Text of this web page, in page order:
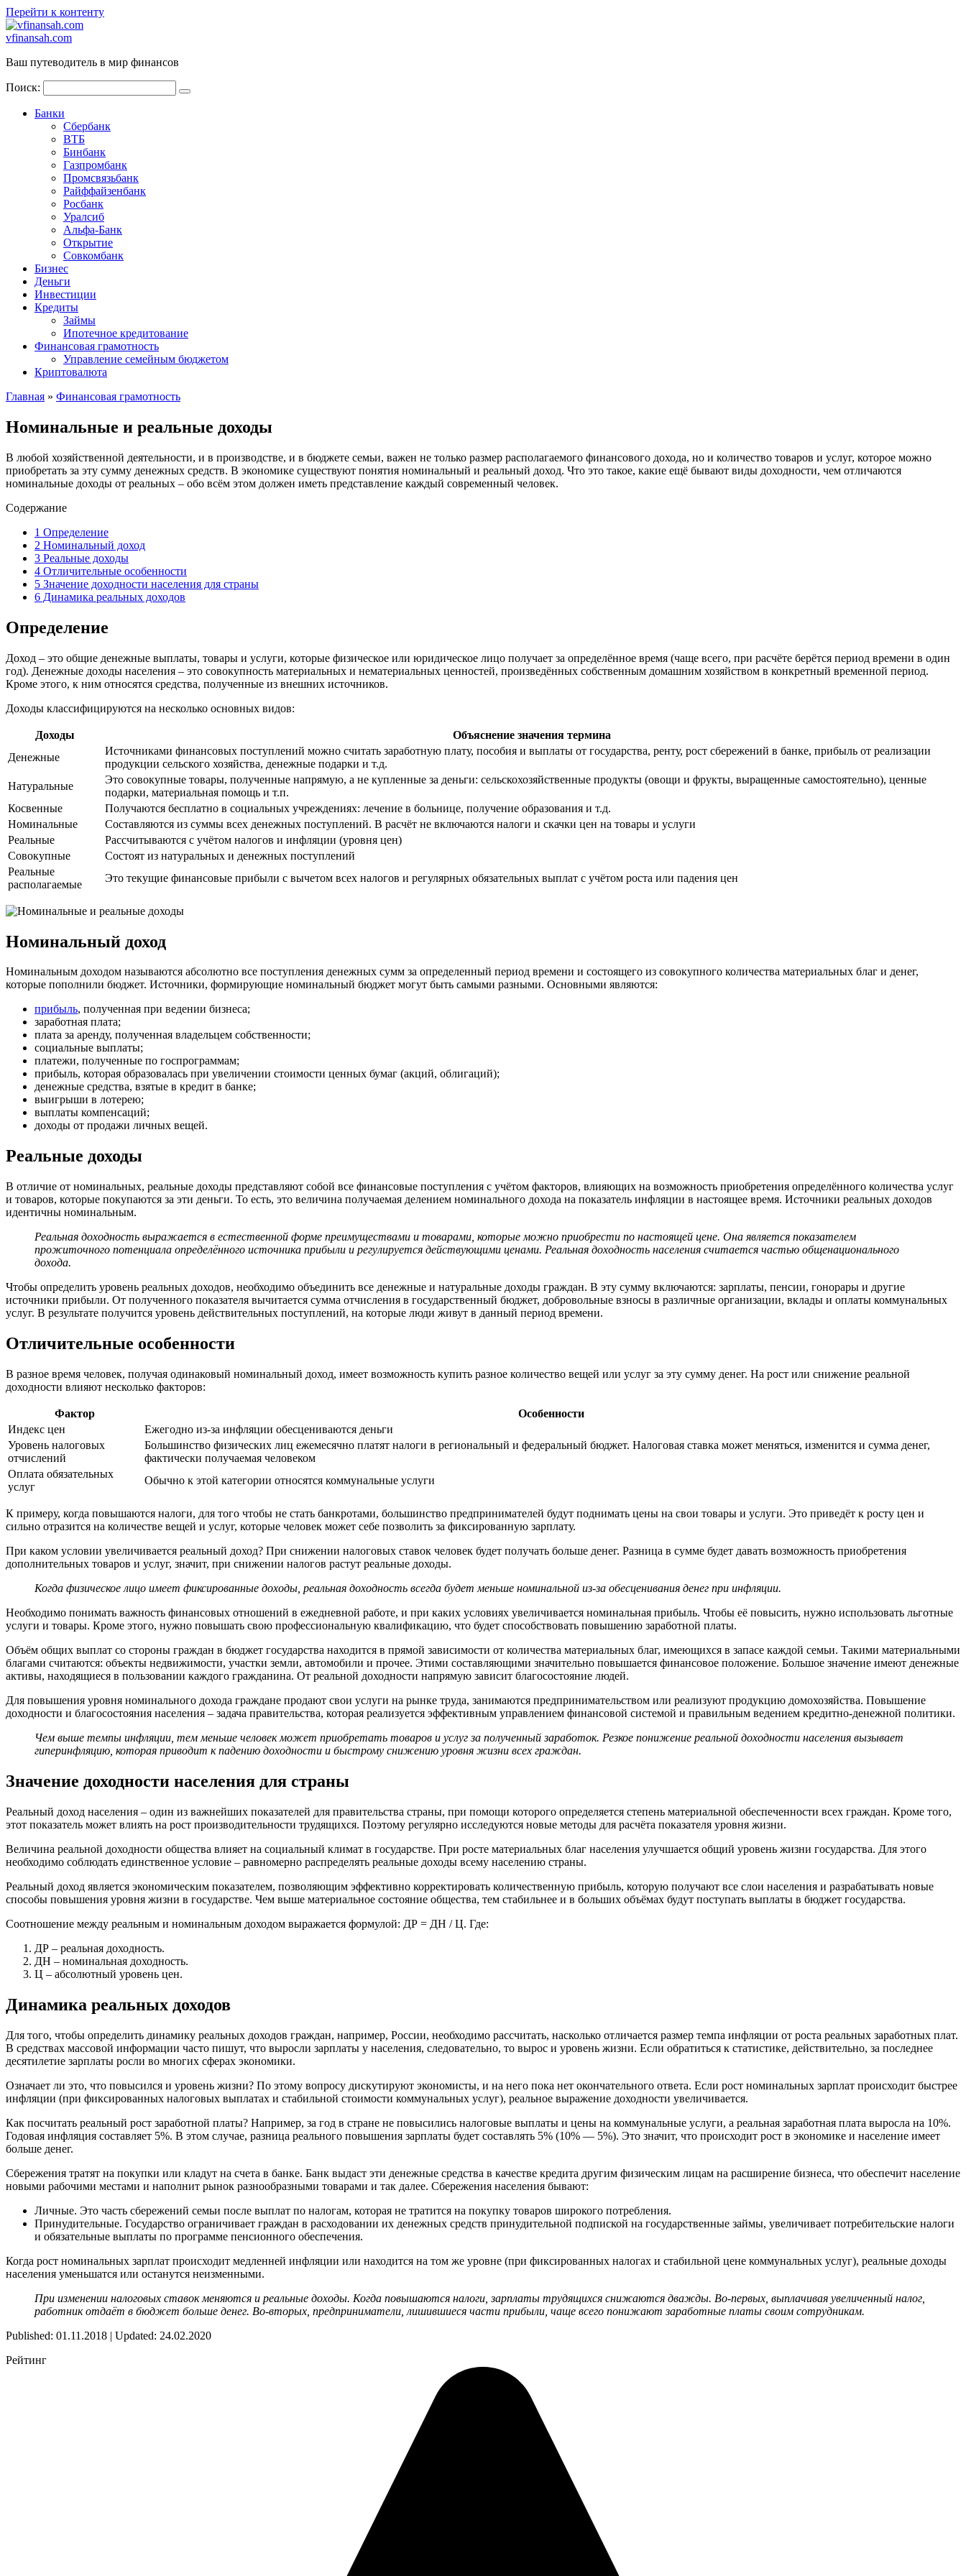
Перейти к контенту
vfinansah.com
Ваш путеводитель в мир финансов
Поиск:
Банки
Сбербанк
ВТБ
Бинбанк
Газпромбанк
Промсвязьбанк
Райффайзенбанк
Росбанк
Уралсиб
Альфа-Банк
Открытие
Совкомбанк
Бизнес
Деньги
Инвестиции
Кредиты
Займы
Ипотечное кредитование
Финансовая грамотность
Управление семейным бюджетом
Криптовалюта
Главная » Финансовая грамотность
Номинальные и реальные доходы
В любой хозяйственной деятельности, и в производстве, и в бюджете семьи, важен не только размер располагаемого финансового дохода, но и количество товаров и услуг, которое можно
приобретать за эту сумму денежных средств. В экономике существуют понятия номинальный и реальный доход. Что это такое, какие ещё бывают виды доходности, чем отличаются
номинальные доходы от реальных – обо всём этом должен иметь представление каждый современный человек.
Содержание
1 Определение
2 Номинальный доход
3 Реальные доходы
4 Отличительные особенности
5 Значение доходности населения для страны
6 Динамика реальных доходов
Определение
Доход – это общие денежные выплаты, товары и услуги, которые физическое или юридическое лицо получает за определённое время (чаще всего, при расчёте берётся период времени в один
год). Денежные доходы населения – это совокупность материальных и нематериальных ценностей, произведённых собственным домашним хозяйством в конкретный временной период.
Кроме этого, к ним относятся средства, полученные из внешних источников.
Доходы классифицируются на несколько основных видов:
Доходы
Объяснение значения термина
Денежные
Источниками финансовых поступлений можно считать заработную плату, пособия и выплаты от государства, ренту, рост сбережений в банке, прибыль от реализации
продукции сельского хозяйства, денежные подарки и т.д.
Натуральные
Это совокупные товары, полученные напрямую, а не купленные за деньги: сельскохозяйственные продукты (овощи и фрукты, выращенные самостоятельно), ценные
подарки, материальная помощь и т.п.
Косвенные
Получаются бесплатно в социальных учреждениях: лечение в больнице, получение образования и т.д.
Номинальные
Составляются из суммы всех денежных поступлений. В расчёт не включаются налоги и скачки цен на товары и услуги
Реальные
Рассчитываются с учётом налогов и инфляции (уровня цен)
Совокупные
Состоят из натуральных и денежных поступлений
Реальные
располагаемые
Это текущие финансовые прибыли с вычетом всех налогов и регулярных обязательных выплат с учётом роста или падения цен
Номинальный доход
Номинальным доходом называются абсолютно все поступления денежных сумм за определенный период времени и состоящего из совокупного количества материальных благ и денег,
которые пополнили бюджет. Источники, формирующие номинальный бюджет могут быть самыми разными. Основными являются:
прибыль, полученная при ведении бизнеса;
заработная плата;
плата за аренду, полученная владельцем собственности;
социальные выплаты;
платежи, полученные по госпрограммам;
прибыль, которая образовалась при увеличении стоимости ценных бумаг (акций, облигаций);
денежные средства, взятые в кредит в банке;
выигрыши в лотерею;
выплаты компенсаций;
доходы от продажи личных вещей.
Реальные доходы
В отличие от номинальных, реальные доходы представляют собой все финансовые поступления с учётом факторов, влияющих на возможность приобретения определённого количества услуг
и товаров, которые покупаются за эти деньги. То есть, это величина получаемая делением номинального дохода на показатель инфляции в настоящее время. Источники реальных доходов
идентичны номинальным.
Реальная доходность выражается в естественной форме преимуществами и товарами, которые можно приобрести по настоящей цене. Она является показателем
прожиточного потенциала определённого источника прибыли и регулируется действующими ценами. Реальная доходность населения считается частью общенационального
дохода.
Чтобы определить уровень реальных доходов, необходимо объединить все денежные и натуральные доходы граждан. В эту сумму включаются: зарплаты, пенсии, гонорары и другие
источники прибыли. От полученного показателя вычитается сумма отчисления в государственный бюджет, добровольные взносы в различные организации, вклады и оплаты коммунальных
услуг. В результате получится уровень действительных поступлений, на которые люди живут в данный период времени.
Отличительные особенности
В разное время человек, получая одинаковый номинальный доход, имеет возможность купить разное количество вещей или услуг за эту сумму денег. На рост или снижение реальной
доходности влияют несколько факторов:
Фактор
Особенности
Индекс цен
Ежегодно из-за инфляции обесцениваются деньги
Уровень налоговых
отчислений
Большинство физических лиц ежемесячно платят налоги в региональный и федеральный бюджет. Налоговая ставка может меняться, изменится и сумма денег,
фактически получаемая человеком
Оплата обязательных
услуг
Обычно к этой категории относятся коммунальные услуги
К примеру, когда повышаются налоги, для того чтобы не стать банкротами, большинство предпринимателей будут поднимать цены на свои товары и услуги. Это приведёт к росту цен и
сильно отразится на количестве вещей и услуг, которые человек может себе позволить за фиксированную зарплату.
При каком условии увеличивается реальный доход? При снижении налоговых ставок человек будет получать больше денег. Разница в сумме будет давать возможность приобретения
дополнительных товаров и услуг, значит, при снижении налогов растут реальные доходы.
Когда физическое лицо имеет фиксированные доходы, реальная доходность всегда будет меньше номинальной из-за обесценивания денег при инфляции.
Необходимо понимать важность финансовых отношений в ежедневной работе, и при каких условиях увеличивается номинальная прибыль. Чтобы её повысить, нужно использовать льготные
услуги и товары. Кроме этого, нужно повышать свою профессиональную квалификацию, что будет способствовать повышению заработной платы.
Объём общих выплат со стороны граждан в бюджет государства находится в прямой зависимости от количества материальных благ, имеющихся в запасе каждой семьи. Такими материальными
благами считаются: объекты недвижимости, участки земли, автомобили и прочее. Этими составляющими значительно повышается финансовое положение. Большое значение имеют денежные
активы, находящиеся в пользовании каждого гражданина. От реальной доходности напрямую зависит благосостояние людей.
Для повышения уровня номинального дохода граждане продают свои услуги на рынке труда, занимаются предпринимательством или реализуют продукцию домохозяйства. Повышение
доходности и благосостояния населения – задача правительства, которая реализуется эффективным управлением финансовой системой и правильным ведением кредитно-денежной политики.
Чем выше темпы инфляции, тем меньше человек может приобретать товаров и услуг за полученный заработок. Резкое понижение реальной доходности населения вызывает
гиперинфляцию, которая приводит к падению доходности и быстрому снижению уровня жизни всех граждан.
Значение доходности населения для страны
Реальный доход населения – один из важнейших показателей для правительства страны, при помощи которого определяется степень материальной обеспеченности всех граждан. Кроме того,
этот показатель может влиять на рост производительности трудящихся. Поэтому регулярно исследуются новые методы для расчёта показателя уровня жизни.
Величина реальной доходности общества влияет на социальный климат в государстве. При росте материальных благ населения улучшается общий уровень жизни государства. Для этого
необходимо соблюдать единственное условие – равномерно распределять реальные доходы всему населению страны.
Реальный доход является экономическим показателем, позволяющим эффективно корректировать количественную прибыль, которую получают все слои населения и разрабатывать новые
способы повышения уровня жизни в государстве. Чем выше материальное состояние общества, тем стабильнее и в больших объёмах будут поступать выплаты в бюджет государства.
Соотношение между реальным и номинальным доходом выражается формулой: ДР = ДН / Ц. Где:
ДР – реальная доходность.
ДН – номинальная доходность.
Ц – абсолютный уровень цен.
Динамика реальных доходов
Для того, чтобы определить динамику реальных доходов граждан, например, России, необходимо рассчитать, насколько отличается размер темпа инфляции от роста реальных заработных плат.
В средствах массовой информации часто пишут, что выросли зарплаты у населения, следовательно, то вырос и уровень жизни. Если обратиться к статистике, действительно, за последнее
десятилетие зарплаты росли во многих сферах экономики.
Означает ли это, что повысился и уровень жизни? По этому вопросу дискутируют экономисты, и на него пока нет окончательного ответа. Если рост номинальных зарплат происходит быстрее
инфляции (при фиксированных налоговых выплатах и стабильной стоимости коммунальных услуг), реальное выражение доходности увеличивается.
Как посчитать реальный рост заработной платы? Например, за год в стране не повысились налоговые выплаты и цены на коммунальные услуги, а реальная заработная плата выросла на 10%.
Годовая инфляция составляет 5%. В этом случае, разница реального повышения зарплаты будет составлять 5% (10% — 5%). Это значит, что происходит рост в экономике и население имеет
больше денег.
Сбережения тратят на покупки или кладут на счета в банке. Банк выдаст эти денежные средства в качестве кредита другим физическим лицам на расширение бизнеса, что обеспечит население
новыми рабочими местами и наполнит рынок разнообразными товарами и так далее. Сбережения населения бывают:
Личные. Это часть сбережений семьи после выплат по налогам, которая не тратится на покупку товаров широкого потребления.
Принудительные. Государство ограничивает граждан в расходовании их денежных средств принудительной подпиской на государственные займы, увеличивает потребительские налоги
и обязательные выплаты по программе пенсионного обеспечения.
Когда рост номинальных зарплат происходит медленней инфляции или находится на том же уровне (при фиксированных налогах и стабильной цене коммунальных услуг), реальные доходы
населения уменьшатся или останутся неизменными.
При изменении налоговых ставок меняются и реальные доходы. Когда повышаются налоги, зарплаты трудящихся снижаются дважды. Во-первых, выплачивая увеличенный налог,
работник отдаёт в бюджет больше денег. Во-вторых, предприниматели, лишившиеся части прибыли, чаще всего понижают заработные платы своим сотрудникам.
Published: 01.11.2018 | Updated: 24.02.2020
Рейтинг